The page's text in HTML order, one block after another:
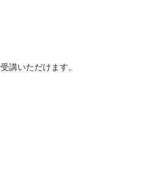
講いただけます。